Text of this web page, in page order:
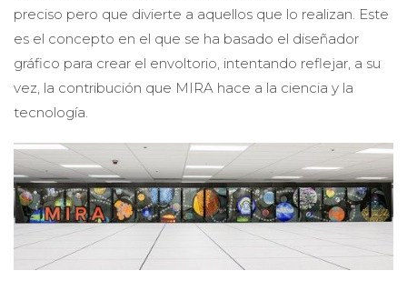
preciso pero que divierte a aquellos que lo realizan. Este
es el concepto en el que se ha basado el diseñador
gráfico para crear el envoltorio, intentando reflejar, a su
vez, la contribución que MIRA hace a la ciencia y la
tecnología.